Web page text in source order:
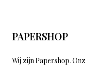
PAPERSHOP
Wij zijn Papershop.